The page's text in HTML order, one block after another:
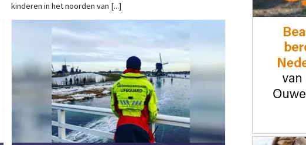
kinderen in het noorden van [...]